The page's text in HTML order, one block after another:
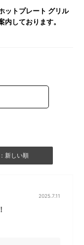
ットプレート グリル
しております。
新しい順
2025.7.11